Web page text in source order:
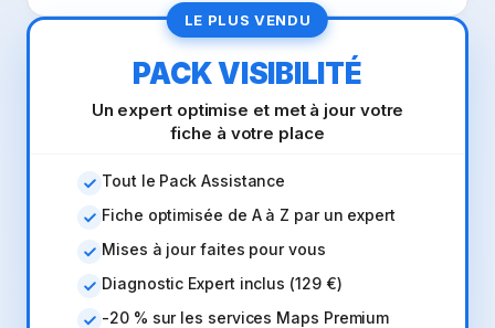
LE PLUS VENDU
PACK VISIBILITÉ
Un expert optimise et met à jour votre
fiche à votre place
Tout le Pack Assistance
Fiche optimisée de A à Z par un expert
Mises à jour faites pour vous
Diagnostic Expert inclus (129 €)
-20 % sur les services Maps Premium